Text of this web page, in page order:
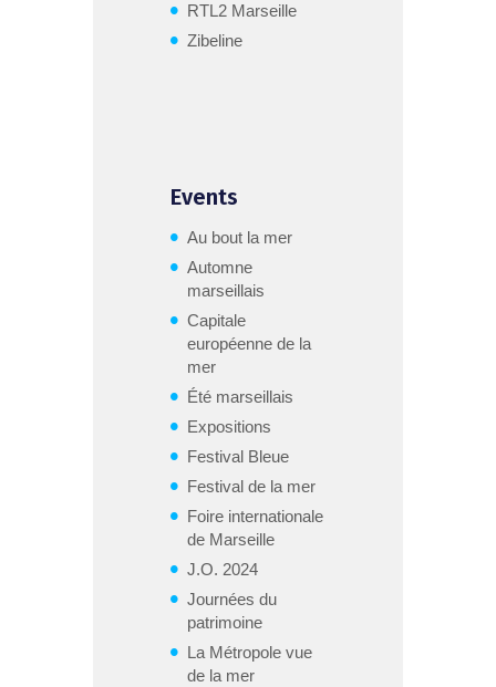
RTL2 Marseille
Zibeline
Events
Au bout la mer
Automne
marseillais
Capitale
européenne de la
mer
Été marseillais
Expositions
Festival Bleue
Festival de la mer
Foire internationale
de Marseille
J.O. 2024
Journées du
patrimoine
La Métropole vue
de la mer